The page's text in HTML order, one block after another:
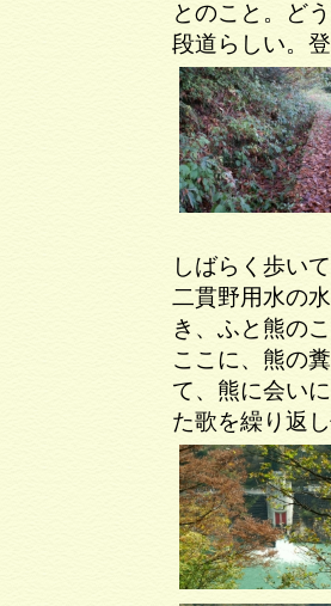
とのこと。ど
段道らしい。
しばらく歩い
二貫野用水の
き、ふと熊の
ここに、熊の
て、熊に会い
た歌を繰り返